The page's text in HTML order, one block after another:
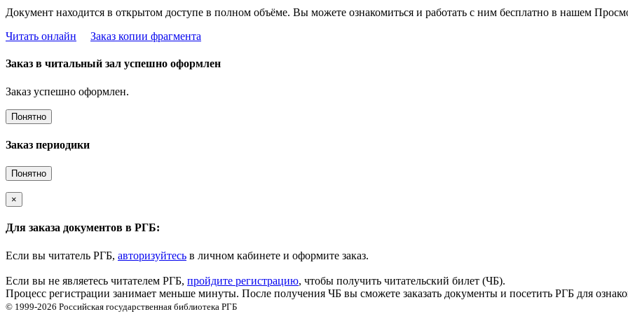
Документ находится в открытом доступе в полном объёме. Вы можете ознакомиться и работать с ним бесплатно в нашем
Читать онлайн
Заказ копии фрагмента
Заказ в читальный зал успешно оформлен
Заказ успешно оформлен.
Понятно
Заказ периодики
Понятно
×
Для заказа документов в РГБ:
Если вы читатель РГБ, авторизуйтесь в личном кабинете и оформите заказ.
Если вы не являетесь читателем РГБ, пройдите регистрацию, чтобы получить читательский билет (ЧБ).
Процесс регистрации занимает меньше минуты. После получения ЧБ вы сможете заказать документы и посетить РГБ для
© 1999-2026 Российская государственная библиотека РГБ